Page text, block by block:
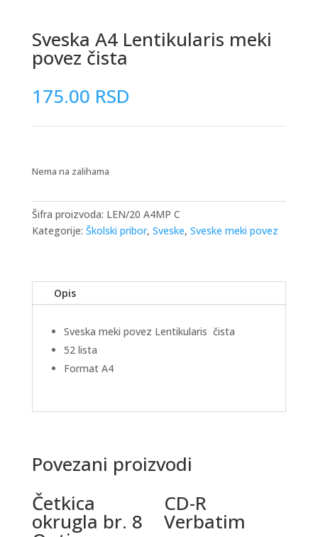
Sveska A4 Lentikularis meki
povez čista
175.00 RSD
Nema na zalihama
Šifra proizvoda: LEN/20 A4MP C
Kategorije: Školski pribor, Sveske, Sveske meki povez
Opis
Sveska meki povez Lentikularis čista
52 lista
Format A4
Povezani proizvodi
Četkica
okrugla br. 8
CD-R
Verbatim